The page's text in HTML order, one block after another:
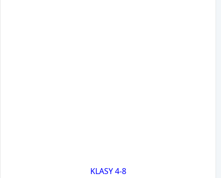
KLASY 4-8